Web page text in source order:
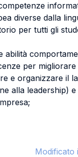
diverse dalla
per tutti gli
abilità
per
e organizzare il
alla leadership)
Modificato